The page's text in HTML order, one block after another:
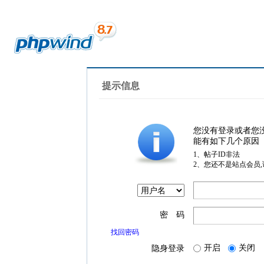
提示信息
您没有登录或者您
能有如下几个原因
1、帖子ID非法
2、您还不是站点会员
密 码
找回密码
隐身登录 开启 关闭